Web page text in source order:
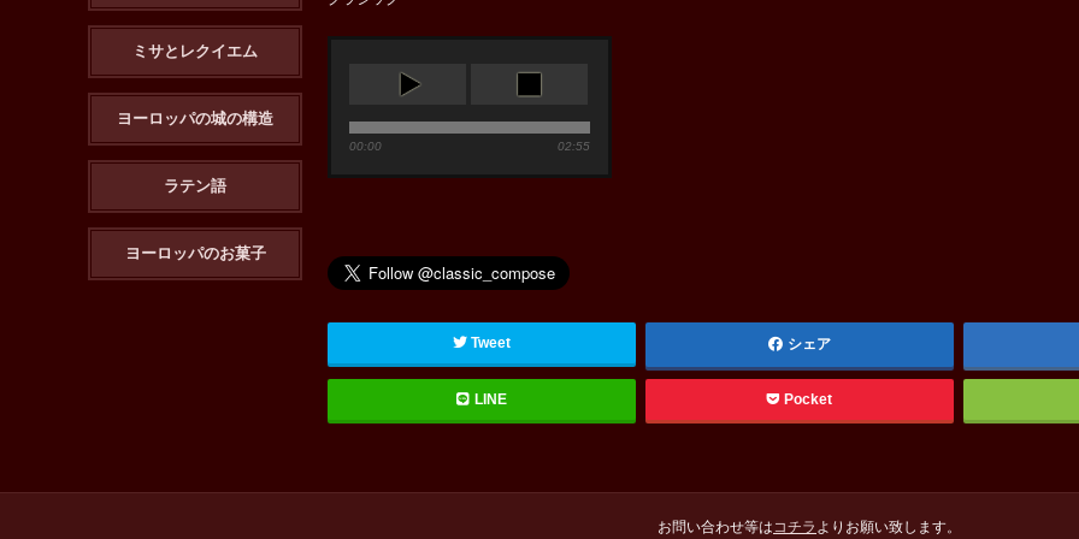
00:00 02:55
Tweet シェア
LINE Pocket
ミサとレクイエム
ヨーロッパの城の構造
ラテン語
ヨーロッパのお菓子
お問い合わせ等は コチラ よりお願い致します。